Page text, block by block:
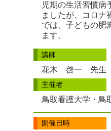
児期の生活習慣病
ましたが、コロナ
では、子どもの肥
ます。
講師
花木 啓一 先生
主催者
鳥取看護大学・鳥
開催日時